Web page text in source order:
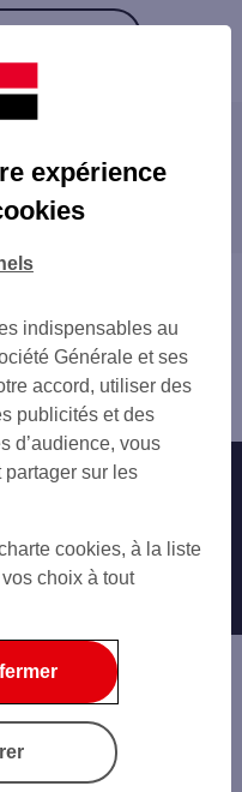
à proximité
contacter
expérience
indispensables au
Générale et ses
accord, utiliser des
publicités et des
d’audience, vous
partager sur les
cookies, à la liste
choix à tout